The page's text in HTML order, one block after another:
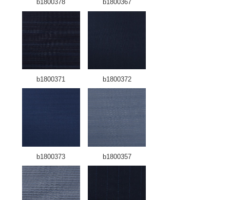
b1800378 b1800367
b1800371 b1800372
b1800373 b1800357